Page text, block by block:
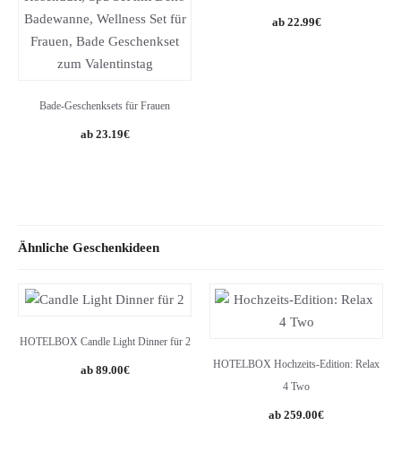
Bade-Geschenksets für Frauen
Original
23.19€Current
Original
22.99€Current
Ähnliche Geschenkideen
HOTELBOX Candle Light Dinner für 2
89.00€
HOTELBOX Hochzeits-Edition: Relax
4 Two
259.00€